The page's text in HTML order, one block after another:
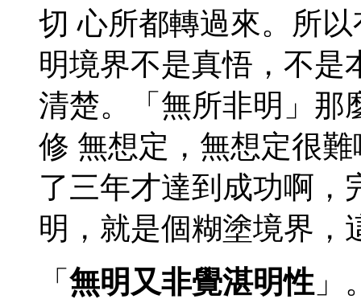
切 心所都轉過來。所
明境界不是真悟，不是
清楚。「無所非明」那
修 無想定，無想定很
了三年才達到成功啊，
明，就是個糊塗境界，
「 無明又非覺湛明性